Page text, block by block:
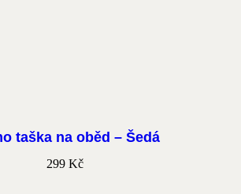
taška na oběd – Šedá
299 Kč